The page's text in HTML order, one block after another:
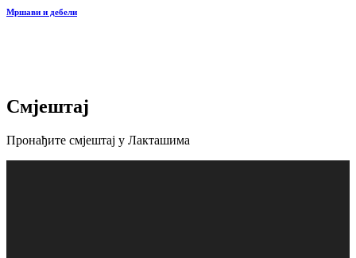
Мршави и дебели
Смјештај
Пронађите смјештај у Лакташима